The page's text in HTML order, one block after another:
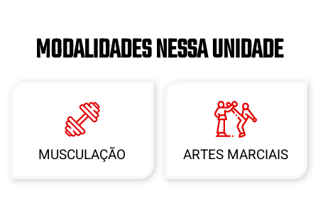
MODALIDADES NESSA UNIDADE
MUSCULAÇÃO ARTES MARCIAIS